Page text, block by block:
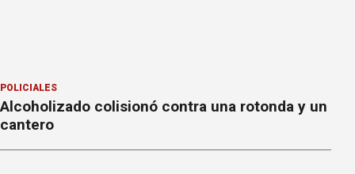
POLICIALES
Alcoholizado colisionó contra una rotonda y un
cantero